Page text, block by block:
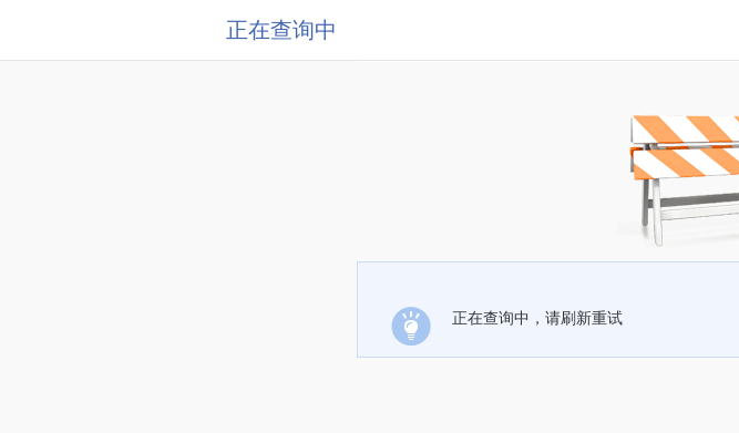
正在查询中
正在查询中，请刷新重试